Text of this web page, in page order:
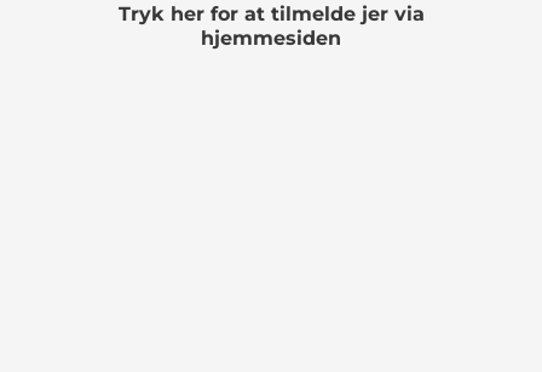
Tryk her for at tilmelde jer via
hjemmesiden